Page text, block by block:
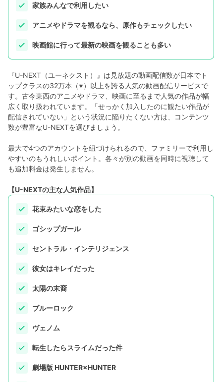
家族みんなで利用したい
アニメやドラマを観るなら、原作もチェックしたい
映画館に行って最新の映画を観ることも多い
『U-NEXT（ユーネクスト）』は見放題の動画配信数が日本でト
ップクラスの32万本（※）以上を誇る人気の動画配信サービスで
す。古今東西のアニメやドラマ、映画に至るまで人気の作品が幅
広く取り扱われています。「せっかく加入したのに観たい作品が
配信されていない」という状況に陥りたくない方は、コンテンツ
数が豊富なU-NEXTを選びましょう。
最大で4つのアカウントを紐づけられるので、ファミリーで利用し
やすいのもうれしいポイント。各々が別の動画を同時に視聴して
も追加料金は発生しません。
【U-NEXTの主な人気作品】
花束みたいな恋をした
ゴシップガール
セントラル・インテリジェンス
彼女はキレイだった
太陽の末裔
ブルーロック
ヴェノム
転生したらスライムだった件
劇場版 HUNTER×HUNTER